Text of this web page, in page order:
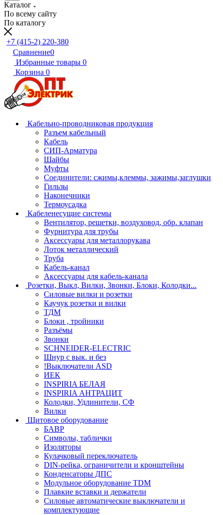
Каталог
По всему сайту
По каталогу
+7 (415-2) 220-380
Сравнение0
Избранные товары 0
Корзина 0
Кабельно-проводниковая продукция
Разъем кабельный
Кабель
СИП-Арматура
Шайбы
Муфты
Соединители: сжимы,клеммы, зажимы,заглушки
Гильзы
Наконечники
Термоусадка
Кабеленесущие системы
Вентилятор, решетки, воздуховод, обр. клапан
Фурнитура для трубы
Аксессуары для металлорукава
Лоток металлический
Труба
Кабель-канал
Аксессуары для кабель-канала
Розетки, Выкл, Вилки, Звонки, Блоки, Колодки...
Силовые вилки и розетки
Каучук розетки и вилки
ТДМ
Блоки , тройники
Разъёмы
Звонки
SCHNEIDER-ELECTRIC
Шнур с вык. и без
!Выключатели ASD
ИЕК
INSPIRIA БЕЛАЯ
INSPIRIA АНТРАЦИТ
Колодки, Удлинители, СФ
Вилки
Щитовое оборудование
БАВР
Символы, таблички
Изоляторы
Кулачковый переключатель
DIN-рейка, ограничители и кронштейны
Конденсаторы ДПС
Модульное оборудование TDM
Плавкие вставки и держатели
Силовые автоматические выключатели и
комплектующие